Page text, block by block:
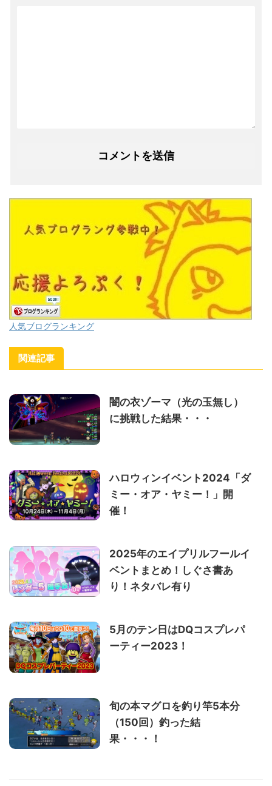
人気ブログランキング
関連記事
闇の衣ゾーマ（光の玉無し）
に挑戦した結果・・・
ハロウィンイベント2024「ダ
ミー・オア・ヤミー！」開
催！
2025年のエイプリルフールイ
ベントまとめ！しぐさ書あ
り！ネタバレ有り
5月のテン日はDQコスプレパ
ーティー2023！
旬の本マグロを釣り竿5本分
（150回）釣った結
果・・・！